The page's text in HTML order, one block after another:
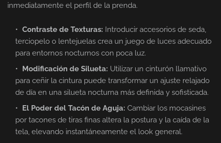
inmediatamente el perfil de la prenda.
Contraste de Texturas: Introducir accesorios de seda,
terciopelo o lentejuelas crea un juego de luces adecuado
para entornos nocturnos con poca luz.
Modificación de Silueta: Utilizar un cinturón llamativo
para ceñir la cintura puede transformar un ajuste relajado
de día en una silueta nocturna más definida y sofisticada.
El Poder del Tacón de Aguja: Cambiar los mocasines
por tacones de tiras finas altera la postura y la caída de la
tela, elevando instantáneamente el look general.